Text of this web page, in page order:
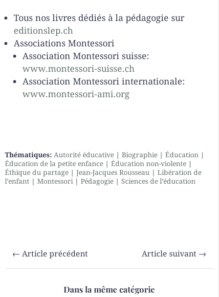
Tous nos livres dédiés à la pédagogie sur
editionslep.ch
Associations Montessori
Association Montessori suisse:
www.montessori-suisse.ch
Association Montessori internationale:
www.montessori-ami.org
Thématiques: Autorité éducative | Biographie | Éducation |
Éducation de la petite enfance | Éducation non-violente |
Éthique du partage | Jean-Jacques Rousseau | Libération de
l’enfant | Montessori | Pédagogie | Sciences de l’éducation
← Article précédent Article suivant →
Dans la même catégorie